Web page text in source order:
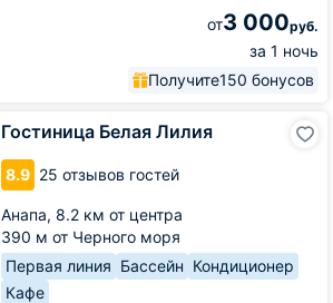
от3 000руб.
за 1 ночь
Получите150 бонусов
Гостиница Белая Лилия
8.9 25 отзывов гостей
Анапа, 8.2 км от центра
390 м от Черного моря
Первая линия Бассейн Кондиционер
Кафе